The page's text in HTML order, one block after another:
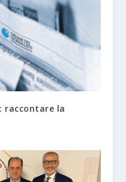
raccontare la